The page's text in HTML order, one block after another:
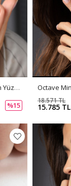
Dolce Octave Mineli Altın Yüzük PI0240
%15 15.785 TL
18.571 TL